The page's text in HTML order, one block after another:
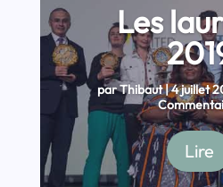
Les
parThibaut|4 juillet
Lire